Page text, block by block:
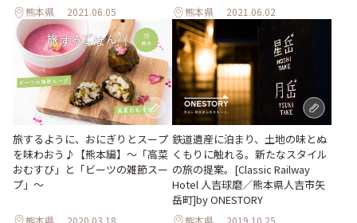
熊本県 2021.06.05 熊本県 2021.06.02
旅するように、おにぎりとスープ
を味わおう♪【熊本編】〜「高菜
おむすび」と「ビーツの雑節スー
プ」〜
熊本県 2020.03.18
鉄道遺産に泊まり、土地の味とぬ
くもりに触れる。新たなスタイル
の旅の提案。[Classic Railway
Hotel 人吉球磨／熊本県人吉市矢
岳町]by ONESTORY
熊本県 2019.10.25